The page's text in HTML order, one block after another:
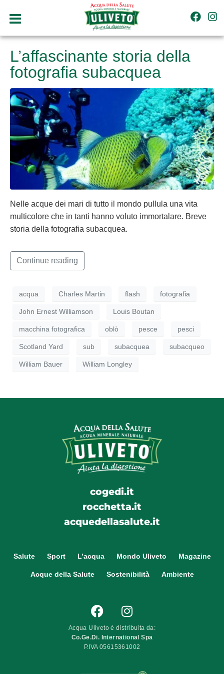
L’affascinante storia della
fotografia subacquea
Nelle acque dei mari di tutto il mondo pullula una vita
multicolore che in tanti hanno voluto immortalare. Breve
storia della fotografia subacquea.
Continue reading
acqua Charles Martin flash fotografia
John Ernest Williamson Louis Boutan
macchina fotografica oblò pesce pesci
Scotland Yard sub subacquea subacqueo
William Bauer William Longley
cogedi.it
rocchetta.it
acquedellasalute.it
Salute Sport L’acqua Mondo Uliveto Magazine
Acque della Salute Sostenibilità Ambiente
Acqua Uliveto è distribuita da:
Co.Ge.Di. International Spa
P.IVA 05615361002